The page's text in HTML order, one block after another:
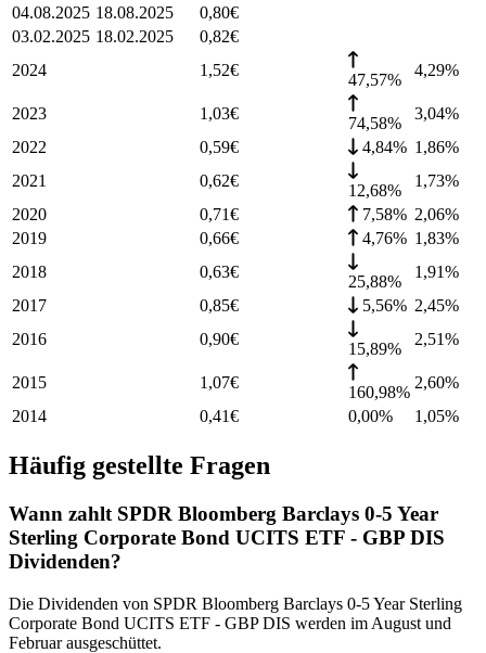
04.08.2025 18.08.2025 0,80€
03.02.2025 18.02.2025 0,82€
2024
1,52€
47,57%
4,29%
2023 1,03€
74,58%
3,04%
2022
0,59€ 4,84% 1,86%
2021
0,62€
12,68%
1,73%
2020
0,71€ 7,58% 2,06%
2019
0,66€ 4,76% 1,83%
2018
0,63€
25,88%
1,91%
2017
0,85€ 5,56% 2,45%
2016
0,90€
15,89%
2,51%
2015 1,07€
160,98%
2,60%
2014
0,41€ 0,00% 1,05%
Häufig gestellte Fragen
Wann zahlt SPDR Bloomberg Barclays 0-5 Year
Sterling Corporate Bond UCITS ETF - GBP DIS
Dividenden?
Die Dividenden von SPDR Bloomberg Barclays 0-5 Year Sterling
Corporate Bond UCITS ETF - GBP DIS werden im August und
Februar ausgeschüttet.